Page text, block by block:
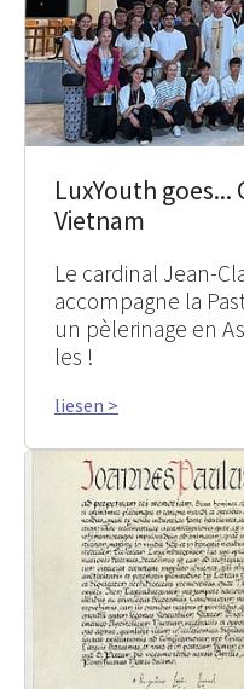
LuxYouth goes...
Vietnam
Le cardinal Jean-
accompagne la
un pèlerinage en
les !
liesen >